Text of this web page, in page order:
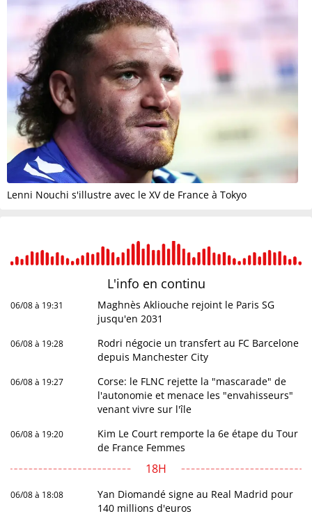
Lenni Nouchi s'illustre avec le XV de France à Tokyo
L'info en continu
06/08 à 19:31
Maghnès Akliouche rejoint le Paris SG
jusqu'en 2031
06/08 à 19:28
Rodri négocie un transfert au FC Barcelone
depuis Manchester City
06/08 à 19:27
Corse: le FLNC rejette la "mascarade" de
l'autonomie et menace les "envahisseurs"
venant vivre sur l'île
06/08 à 19:20
Kim Le Court remporte la 6e étape du Tour
de France Femmes
18H
06/08 à 18:08
Yan Diomandé signe au Real Madrid pour
140 millions d'euros